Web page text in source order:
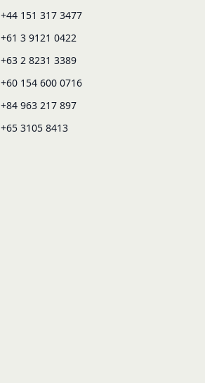
+44 151 317 3477
+61 3 9121 0422
+63 2 8231 3389
+60 154 600 0716
+84 963 217 897
+65 3105 8413